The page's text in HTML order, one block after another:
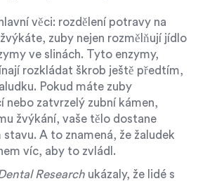
věci: rozdělení potravy na
zuby nejen rozmělňují jídlo
ve slinách. Tyto enzymy,
rozkládat škrob ještě předtím,
Pokud máte zuby
nebo zatvrzelý zubní kámen,
žvýkání, vaše tělo dostane
A to znamená, že žaludek
víc, aby to zvládl.
Research ukázaly, že lidé s